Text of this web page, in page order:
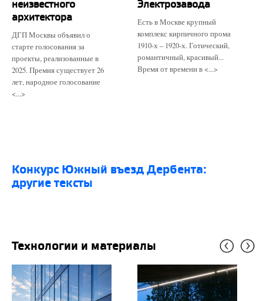
неизвестного
архитектора
ДГП Москвы объявил о
старте голосования за
проекты, реализованные в
2025. Премия существует 26
лет, народное голосование
<...>
Электрозавода
Есть в Москве крупный
комплекс кирпичного прома
1910-х – 1920-х. Готический,
романтичный, красивый...
Время от времени в <...>
конкурс Южный въезд Дербента:
другие тексты
Технологии и материалы